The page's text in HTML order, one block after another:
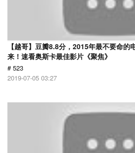
【越哥】豆瓣8.8分，2015年最不要命的
来！速看奥斯卡最佳影片《聚焦》
# 523
2019-07-05 03:27